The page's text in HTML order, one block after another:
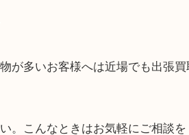
は年々増加傾向です。
お困りの方からのご依頼も大歓
たいけど値段がつくかわから